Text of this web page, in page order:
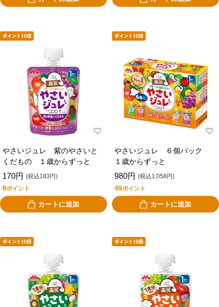
やさいジュレ 紫のやさいと
くだもの １歳からずっと
170円 (税込183円)
8ポイント
カートに追加
やさいジュレ ６個パック
１歳からずっと
980円 (税込1,058円)
49ポイント
カートに追加